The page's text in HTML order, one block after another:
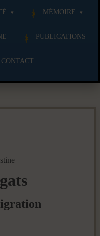
MÉMOIRE
PUBLICATIONS
CONTACT